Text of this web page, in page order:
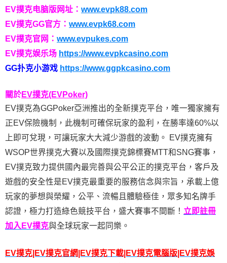
EV撲克电脑版网址： www.evpk88.com
EV撲克GG官方： www.evpk68.com
EV撲克官网： www.evpukes.com
EV撲克娱乐场 https://www.evpkcasino.com
GG扑克小游戏 https://www.ggpkcasino.com
關於EV撲克(EVPoker)
EV撲克為GGPoker亞洲推出的全新撲克平台，唯一獨家擁有
正EV保險機制，此機制可確保玩家的盈利，在勝率達60%以
上即可兌現，可讓玩家大大減少游戲的波動。 EV撲克擁有
WSOP世界撲克大賽以及國際撲克錦標賽MTT和SNG賽事，
EV撲克致力提供國內最完善與公平公正的撲克平台，客戶及
遊戲的安全性是EV撲克最重要的服務信念與宗旨，承載上億
玩家的夢想與榮耀，公平、流暢且體驗極佳，眾多知名牌手
認證，極力打造綠色競技平台，盛大賽事不間斷！ 立即註冊
加入EV撲克與全球玩家一起同樂。
EV撲克|EV撲克官網|EV撲克下載|EV撲克電腦版|EV撲克娛